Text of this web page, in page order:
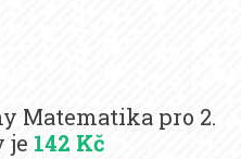
Matematika pro 2.
je 142 Kč